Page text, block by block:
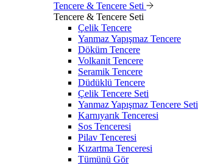
Tencere & Tencere Seti
Tencere & Tencere Seti
Çelik Tencere
Yanmaz Yapışmaz Tencere
Döküm Tencere
Volkanit Tencere
Seramik Tencere
Düdüklü Tencere
Çelik Tencere Seti
Yanmaz Yapışmaz Tencere Seti
Karnıyarık Tenceresi
Sos Tenceresi
Pilav Tenceresi
Kızartma Tenceresi
Tümünü Gör